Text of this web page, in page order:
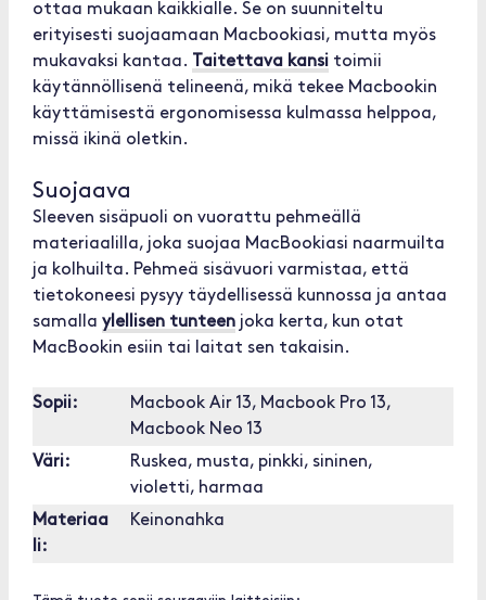
ottaa mukaan kaikkialle. Se on suunniteltu
erityisesti suojaamaan Macbookiasi, mutta myös
mukavaksi kantaa.
Taitettava kansi toimii
käytännöllisenä telineenä, mikä tekee Macbookin
käyttämisestä ergonomisessa kulmassa helppoa,
missä ikinä oletkin.
Suojaava
Sleeven sisäpuoli on vuorattu pehmeällä
materiaalilla, joka suojaa MacBookiasi naarmuilta
ja kolhuilta. Pehmeä sisävuori varmistaa, että
tietokoneesi pysyy täydellisessä kunnossa ja antaa
samalla ylellisen tunteen joka kerta, kun otat
MacBookin esiin tai laitat sen takaisin.
Sopii:
Macbook Air 13, Macbook Pro 13,
Macbook Neo 13
Väri:
Ruskea, musta, pinkki, sininen,
violetti, harmaa
Materiaa
li:
Keinonahka